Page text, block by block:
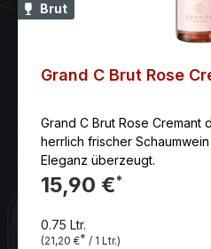
Brut
Grand C Brut Rose
Grand C Brut Rose Cremant
herrlich frischer
Eleganz überzeugt.
15,90 €*
0.75 Ltr.
(21,20 €* / 1 Ltr.)